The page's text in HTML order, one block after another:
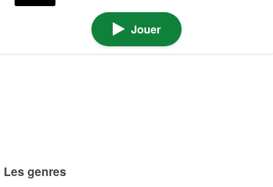
Jouer
Les genres